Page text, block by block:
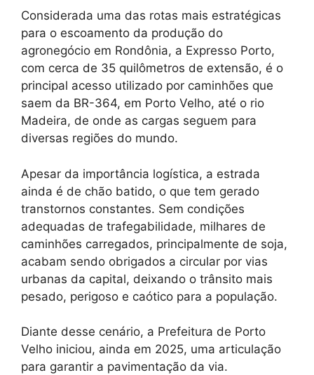
Considerada uma das rotas mais estratégicas
para o escoamento da produção do
agronegócio em Rondônia, a Expresso Porto,
com cerca de 35 quilômetros de extensão, é o
principal acesso utilizado por caminhões que
saem da BR-364, em Porto Velho, até o rio
Madeira, de onde as cargas seguem para
diversas regiões do mundo.
Apesar da importância logística, a estrada
ainda é de chão batido, o que tem gerado
transtornos constantes. Sem condições
adequadas de trafegabilidade, milhares de
caminhões carregados, principalmente de soja,
acabam sendo obrigados a circular por vias
urbanas da capital, deixando o trânsito mais
pesado, perigoso e caótico para a população.
Diante desse cenário, a Prefeitura de Porto
Velho iniciou, ainda em 2025, uma articulação
para garantir a pavimentação da via.